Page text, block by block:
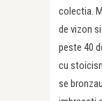
colectia.
de vizon
peste 40
cu
se